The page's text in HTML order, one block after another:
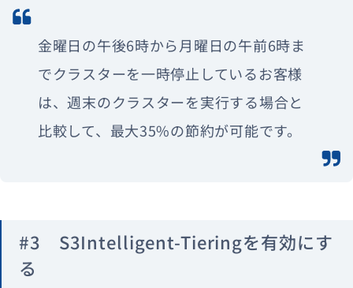
金曜日の午後6時から月曜日の午前6時ま
でクラスターを一時停止しているお客様
は、週末のクラスターを実行する場合と
比較して、最大35%の節約が可能です。
#3 S3Intelligent-Tieringを有効にす
る